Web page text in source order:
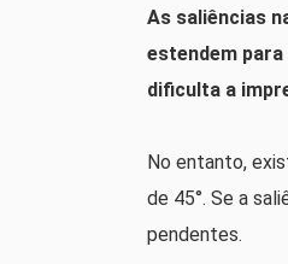
As saliências
estendem
dificulta a
No entanto,
de 45°. Se a
pendentes.